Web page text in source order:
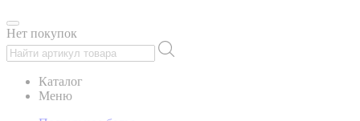
Нет покупок
Каталог
Меню